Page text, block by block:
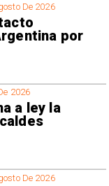
De 2026
por
2026
a ley la
De 2026